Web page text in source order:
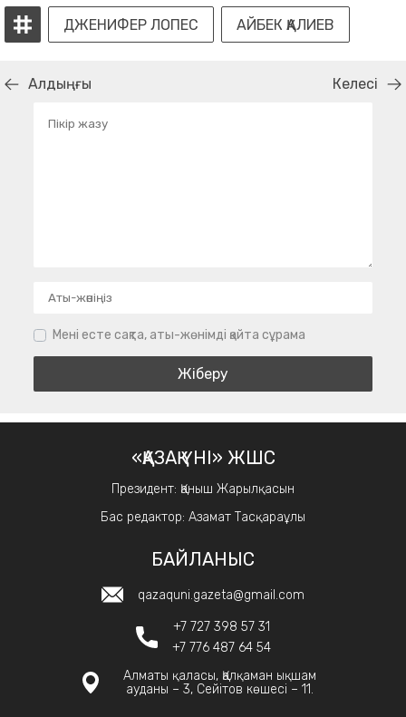
ДЖЕНИФЕР ЛОПЕС АЙБЕК ҚАЛИЕВ
Алдыңғы Келесі
Мені есте сақта, аты-жөнімді қайта сұрама
«ҚАЗАҚ ҮНІ» ЖШС
Президент: Қаныш Жарылқасын
Бас редактор: Азамат Тасқараұлы
БАЙЛАНЫС
qazaquni.gazeta@gmail.com
+7 727 398 57 31
+7 776 487 64 54
Алматы қаласы, Қалқаман ықшам
ауданы – 3, Сейітов көшесі – 11.